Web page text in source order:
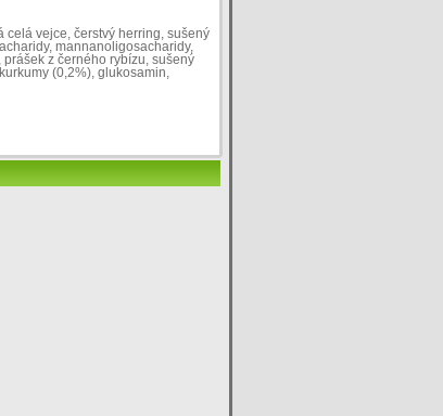
celá vejce, čerstvý herring, sušený
mannanoligosacharidy,
z černého rybízu, sušený
(0,2%), glukosamin,